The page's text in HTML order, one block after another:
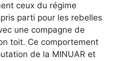
ceux du régime
parti pour les rebelles
une compagne de
toit. Ce comportement
de la MINUAR et